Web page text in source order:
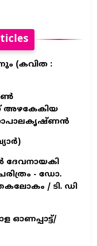
(കവിത :
അഴകേകിയ
- ഡോ.
/ ടി. ഡി
ഓണപ്പാട്ട്/